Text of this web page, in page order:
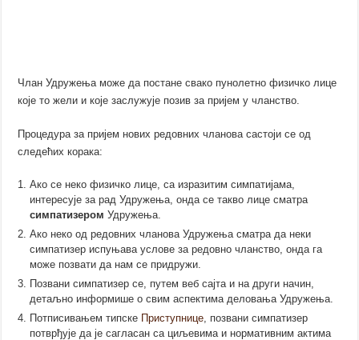
Члан Удружења може да постане свако пунолетно физичко лице
које то жели и које заслужује позив за пријем у чланство.
Процедура за пријем нових редовних чланова састоји се од
следећих корака:
Ако се неко физичко лице, са изразитим симпатијама,
интересује за рад Удружења, онда се такво лице сматра
симпатизеромУдружења.
Ако неко од редовних чланова Удружења сматра да неки
симпатизер испуњава услове за редовно чланство, онда га
може позвати да нам се придружи.
Позвани симпатизер се, путем веб сајта и на други начин,
детаљно информише о свим аспектима деловања Удружења.
Потписивањем типске Приступнице, позвани симпатизер
потврђује да је сагласан са циљевима и нормативним актима